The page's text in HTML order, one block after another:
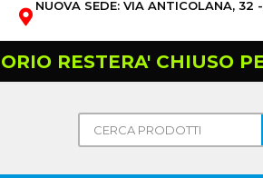
NUOVA SEDE: VIA ANTICOLANA, 32
RESTERA' CHIUSO